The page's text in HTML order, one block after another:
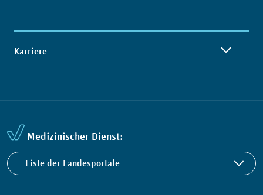
Karriere
Medizinischer Dienst:
Liste der Landesportale